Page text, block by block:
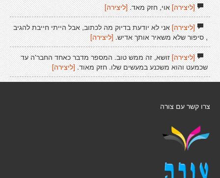
[ליצירה]אוי, חזק מאד.[ליצירה]
[ליצירה]אני לא יודעת בדיוק מה לכתוב, אבל הייתי חייבת להגיב
, סיפור שלא משאיר אותך אדיש.[ליצירה]
[ליצירה]זושא, זה ממש טוב. המספר מדבר כאחד החבר'ה עד
שכמעט והוא משכנע במעשים שלו. חזק מאוד.[ליצירה]
צרו קשר עם צורה